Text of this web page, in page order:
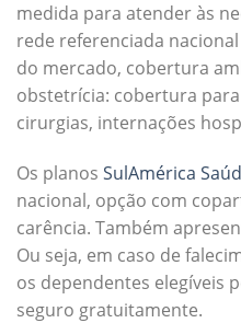
medida para atender às
rede referenciada
do mercado, cobertura
obstetrícia: cobertura
cirurgias, internações
Os planos SulAmérica
nacional, opção com
carência. Também
Ou seja, em caso de
os dependentes elegíveis
seguro gratuitamente.